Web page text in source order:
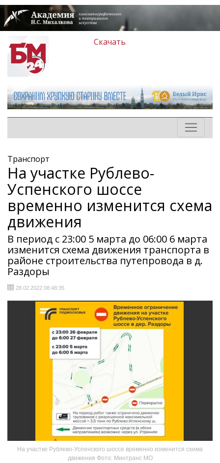
Скачать
Транспорт
На участке Рублево-
Успенского шоссе
временно изменится схема
движения
В период с 23:00 5 марта до 06:00 6 марта
изменится схема движения транспорта в
районе строительства путепровода в д.
Раздоры
28.02.2022 08:48:35
На участке Рублево-Успенского шоссе временно изменится схема
движения Фото: Минтранс МО